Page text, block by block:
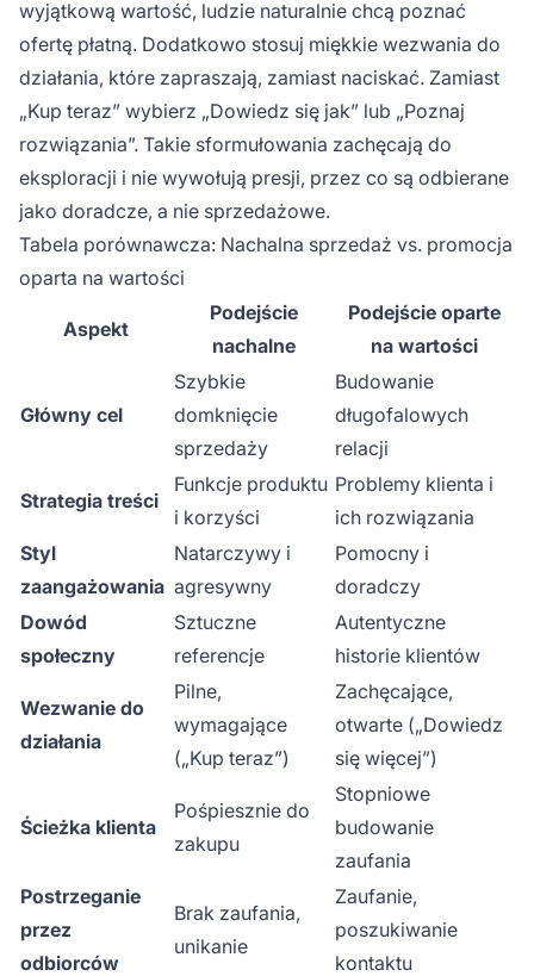
wyjątkową wartość, ludzie naturalnie chcą poznać
ofertę płatną. Dodatkowo stosuj miękkie wezwania do
działania, które zapraszają, zamiast naciskać. Zamiast
„Kup teraz” wybierz „Dowiedz się jak” lub „Poznaj
rozwiązania”. Takie sformułowania zachęcają do
eksploracji i nie wywołują presji, przez co są odbierane
jako doradcze, a nie sprzedażowe.
Tabela porównawcza: Nachalna sprzedaż vs. promocja
oparta na wartości
Aspekt
Podejście
nachalne
Podejście oparte
na wartości
Główny cel
Szybkie
domknięcie
sprzedaży
Budowanie
długofalowych
relacji
Strategia treści
Funkcje produktu
i korzyści
Problemy klienta i
ich rozwiązania
Styl
zaangażowania
Natarczywy i
agresywny
Pomocny i
doradczy
Dowód
społeczny
Sztuczne
referencje
Autentyczne
historie klientów
Wezwanie do
działania
Pilne,
wymagające
(„Kup teraz”)
Zachęcające,
otwarte („Dowiedz
się więcej”)
Ścieżka klienta
Pośpiesznie do
zakupu
Stopniowe
budowanie
zaufania
Postrzeganie
przez
odbiorców
Brak zaufania,
unikanie
Zaufanie,
poszukiwanie
kontaktu